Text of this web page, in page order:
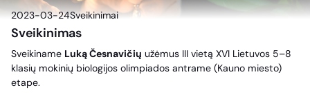
2023-03-24Sveikinimai
Sveikinimas
Sveikiname Luką Česnavičių užėmus III vietą XVI Lietuvos 5–8
klasių mokinių biologijos olimpiados antrame (Kauno miesto)
etape.